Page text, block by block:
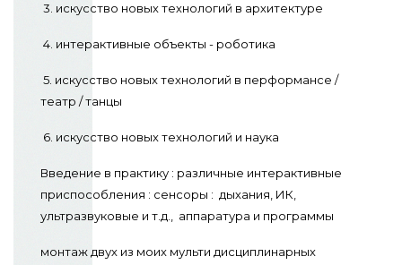
3. искусство новых технологий в архитектуре
4. интерактивные объекты - роботика
5. искусство новых технологий в перформансе /
театр / танцы
6. искусство новых технологий и наука
Введение в практику : различные интерактивные
приспособления : сенсоры : дыхания, ИК,
ультразвуковые и т.д., аппаратура и программы
монтаж двух из моих мульти дисциплинарных